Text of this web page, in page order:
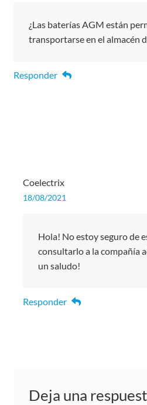
¿Las baterías AGM están
transportarse en el almacén
Responder
Coelectrix
18/08/2021
Hola! No estoy seguro de
consultarlo a la compañía
un saludo!
Responder
Deja una